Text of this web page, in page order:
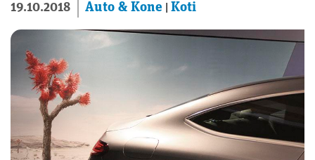
19.10.2018 Auto & Kone Koti